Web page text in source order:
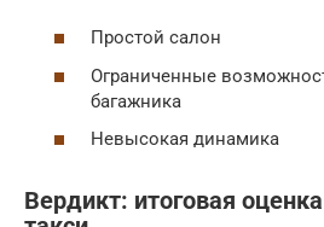
Простой салон
Ограниченные
багажника
Невысокая динамика
Вердикт: итоговая